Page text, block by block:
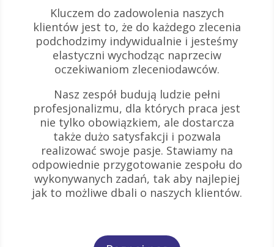
Kluczem do zadowolenia naszych
klientów jest to, że do każdego zlecenia
podchodzimy indywidualnie i jesteśmy
elastyczni wychodząc naprzeciw
oczekiwaniom zleceniodawców.
Nasz zespół budują ludzie pełni
profesjonalizmu, dla których praca jest
nie tylko obowiązkiem, ale dostarcza
także dużo satysfakcji i pozwala
realizować swoje pasje. Stawiamy na
odpowiednie przygotowanie zespołu do
wykonywanych zadań, tak aby najlepiej
jak to możliwe dbali o naszych klientów.